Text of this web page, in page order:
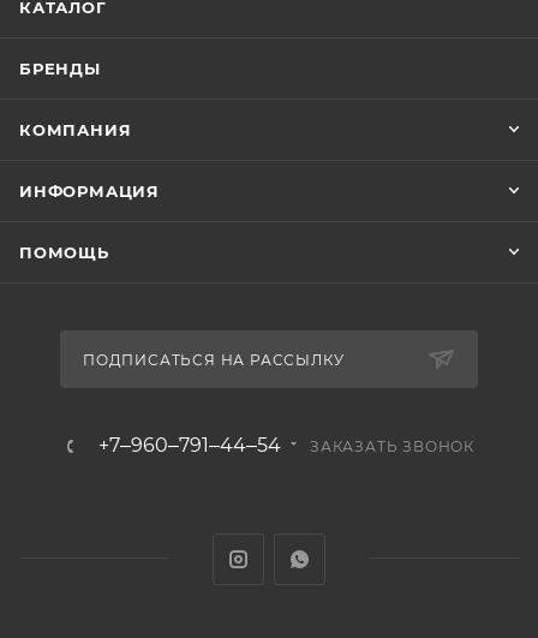
КАТАЛОГ
БРЕНДЫ
КОМПАНИЯ
ИНФОРМАЦИЯ
ПОМОЩЬ
ПОДПИСАТЬСЯ НА РАССЫЛКУ
+7‒960‒791‒44‒54 ЗАКАЗАТЬ ЗВОНОК